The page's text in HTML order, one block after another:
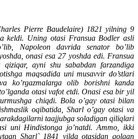
Pierre Baudelaire) 1821 yilning 9
keldi. Uning otasi Fransua Bodler asli
Napoleon davrida senator bo’lib
onasi esa 27 yoshda edi. Fransua
qiziqar, ayni shu sababdan farzandiga
maqsadida uni musavvir do’stlari
ko’rgazmalarga olib borishni kanda
otasi vafot etdi. Onasi esa bir yil
chiqdi. Bola o’gay otasi bilan
oqibatida, Sharl o’gay otasi va
taajjubga soladigan qiliqlari
uni Hindistonga jo’natdi. Ammo, ikki
Sharl` 1841 yilda otasidan qolgan